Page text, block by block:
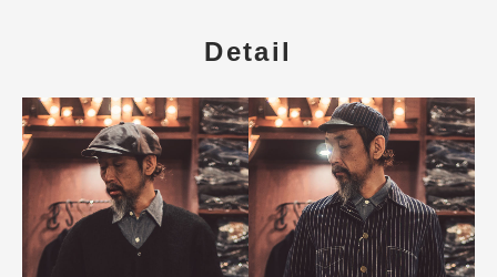
Detail